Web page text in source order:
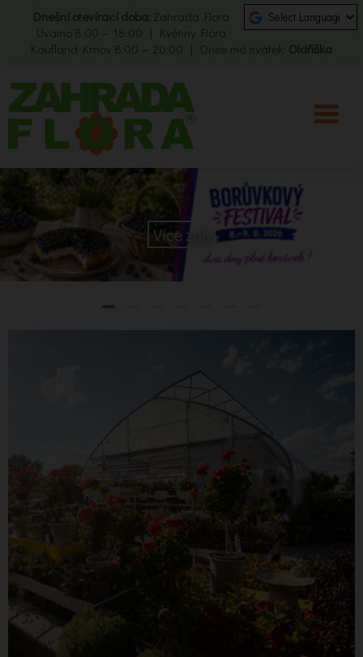
Dnešní otevírací doba: Zahrada Flora
Úvalno 8:00 — 18:00 | Květiny Flora
Kaufland Krnov 8:00 — 20:00 | Dnes má svátek: Oldřiška
Více zde